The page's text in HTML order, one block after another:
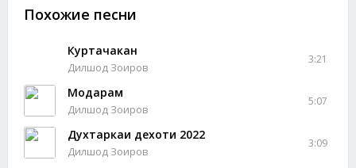
Похожие песни
Куртачакан
Дилшод Зоиров
3:21
Модарам
Дилшод Зоиров
5:07
Духтаркаи дехоти 2022
Дилшод Зоиров
3:09